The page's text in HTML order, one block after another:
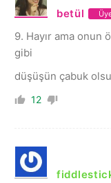
betül
9. Hayır ama onun
gibi
düşüşün çabuk
12